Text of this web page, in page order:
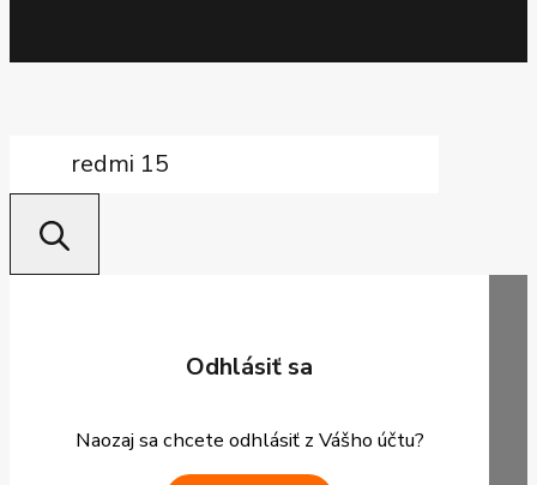
Odhlásiť sa
Naozaj sa chcete odhlásiť z Vášho účtu?